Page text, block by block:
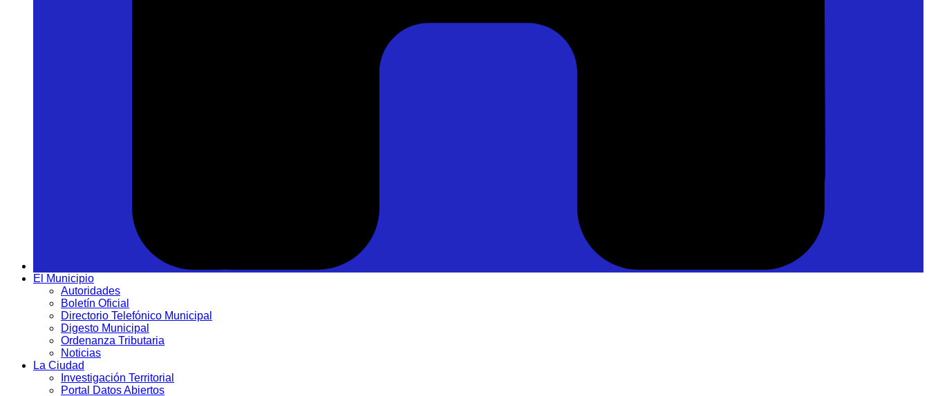
El Municipio
Autoridades
Boletín Oficial
Directorio Telefónico Municipal
Digesto Municipal
Ordenanza Tributaria
Noticias
La Ciudad
Investigación Territorial
Portal Datos Abiertos